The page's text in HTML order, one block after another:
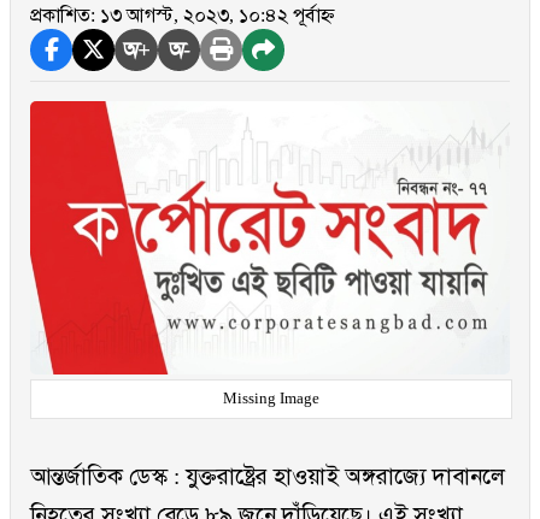
প্রকাশিত: ১৩ আগস্ট, ২০২৩, ১০:৪২ পূর্বাহ্ন
অ+ অ-
Missing Image
আন্তর্জাতিক ডেস্ক : যুক্তরাষ্ট্রের হাওয়াই অঙ্গরাজ্যে দাবানলে